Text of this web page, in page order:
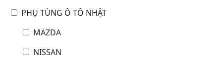
PHỤ TÙNG Ô TÔ NHẬT
MAZDA
NISSAN